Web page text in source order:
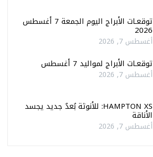
توقعـات الأبراج اليوم الجمعة 7 أغسطس
2026
أغسطس 7, 2026
توقعـات الأبراج لمواليد 7 أغسطس
أغسطس 7, 2026
HAMPTON XS: للأنوثة بُعدٌ جديد يجسد
الأناقة
أغسطس 7, 2026